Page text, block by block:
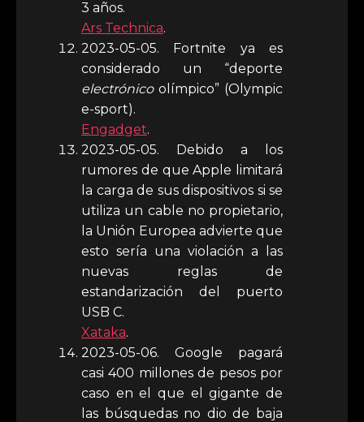
3 años.
Ars Technica.
2023-05-05. Fortnite ya es
considerado un “deporte
electrónicoolímpico” (Olympic
e-sport).
Engadget.
2023-05-05. Debido a los
rumores de que Apple limitará
la carga de sus dispositivos si se
utiliza un cable no propietario,
la Unión Europea advierte que
esto sería una violación a las
nuevas reglas de
estandarización del puerto
USB C.
Xataka.
2023-05-06. Google pagará
casi 400 millones de pesos por
caso en el que el gigante de
las búsquedas no dio de baja